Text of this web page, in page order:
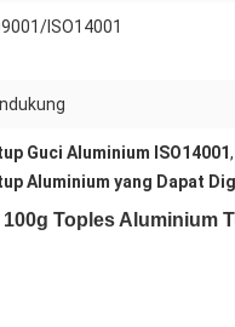
ISO14001
Guci Aluminium ISO14001,
Aluminium yang Dapat
100g Toples Aluminium